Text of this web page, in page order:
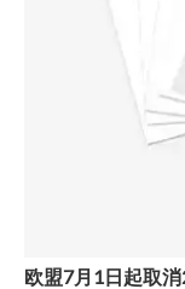
欧盟7月1日起取